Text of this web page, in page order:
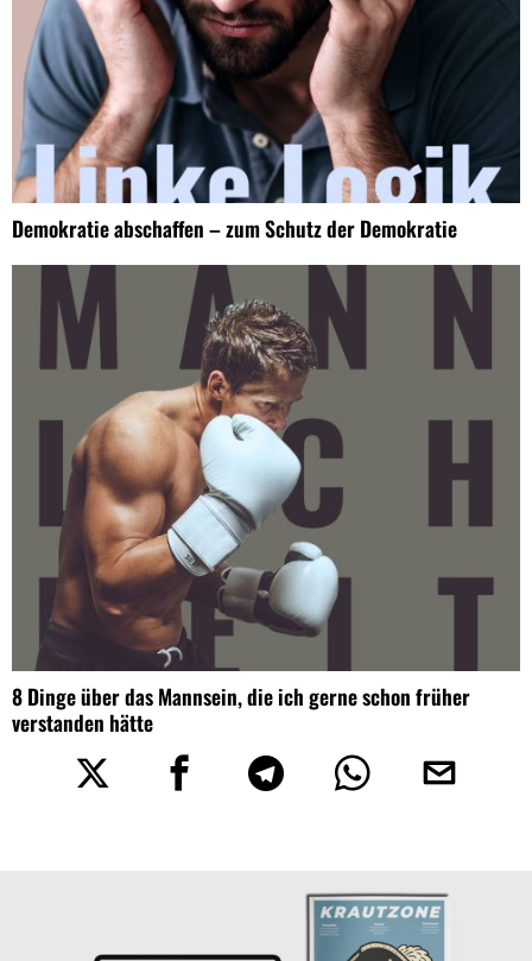
Demokratie abschaffen – zum Schutz der Demokratie
8 Dinge über das Mannsein, die ich gerne schon früher
verstanden hätte